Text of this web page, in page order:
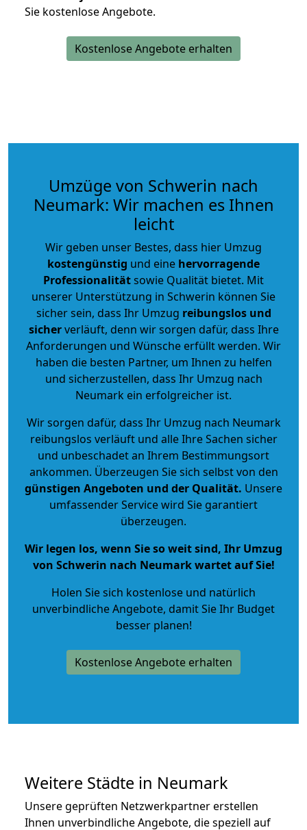
Sie kostenlose Angebote.
Kostenlose Angebote erhalten
Umzüge von Schwerin nach
Neumark: Wir machen es Ihnen
leicht
Wir geben unser Bestes, dass hier Umzug
kostengünstig und eine hervorragende
Professionalitätsowie Qualität bietet. Mit
unserer Unterstützung in Schwerin können Sie
sicher sein, dass Ihr Umzug reibungslos und
sicherverläuft, denn wir sorgen dafür, dass Ihre
Anforderungen und Wünsche erfüllt werden. Wir
haben die besten Partner, um Ihnen zu helfen
und sicherzustellen, dass Ihr Umzug nach
Neumark ein erfolgreicher ist.
Wir sorgen dafür, dass Ihr Umzug nach Neumark
reibungslos verläuft und alle Ihre Sachen sicher
und unbeschadet an Ihrem Bestimmungsort
ankommen. Überzeugen Sie sich selbst von den
günstigen Angeboten und der Qualität. Unsere
umfassender Service wird Sie garantiert
überzeugen.
Wir legen los, wenn Sie so weit sind, Ihr Umzug
von Schwerin nach Neumark wartet auf Sie!
Holen Sie sich kostenlose und natürlich
unverbindliche Angebote, damit Sie Ihr Budget
besser planen!
Kostenlose Angebote erhalten
Weitere Städte in Neumark
Unsere geprüften Netzwerkpartner erstellen
Ihnen unverbindliche Angebote, die speziell auf